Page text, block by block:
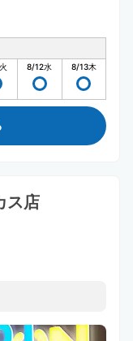
火 8/12水 8/13木
ス店